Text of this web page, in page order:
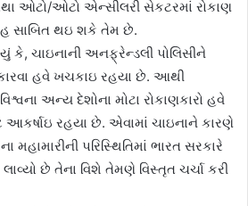
ઓટો/ઓટો એન્સીલરી સેકટરમાં રોકાણ
સાબિત થઇ શકે તેમ છે.
કે, ચાઇનાની અનફ્રેન્ડલી પોલિસીને
હવે ખચકાઇ રહયા છે. આથી
અન્ય દેશોના મોટા રોકાણકારો હવે
આકર્ષાઇ રહયા છે. એવામાં ચાઇનાને કારણે
મહામારીની પરિસ્થિતિમાં ભારત સરકારે
છે તેના વિશે તેમણે વિસ્તૃત ચર્ચા કરી